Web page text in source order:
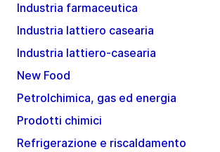
Industria farmaceutica
Industria lattiero casearia
Industria lattiero-casearia
New Food
Petrolchimica, gas ed energia
Prodotti chimici
Refrigerazione e riscaldamento